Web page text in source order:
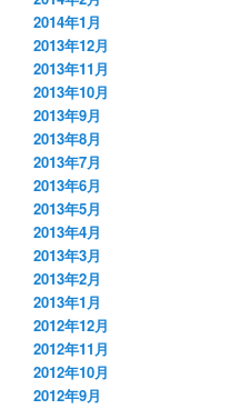
2014年1月
2013年12月
2013年11月
2013年10月
2013年9月
2013年8月
2013年7月
2013年6月
2013年5月
2013年4月
2013年3月
2013年2月
2013年1月
2012年12月
2012年11月
2012年10月
2012年9月